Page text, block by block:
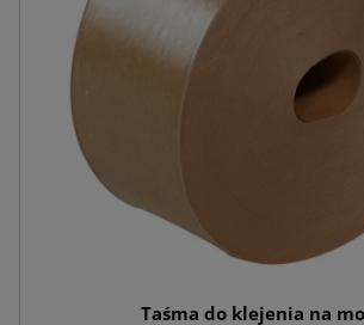
Taśma do klejenia na